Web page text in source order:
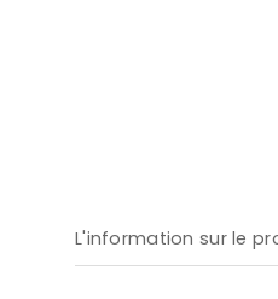
L'information sur le